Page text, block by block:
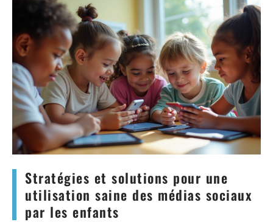
Stratégies et solutions pour une
utilisation saine des médias sociaux
par les enfants